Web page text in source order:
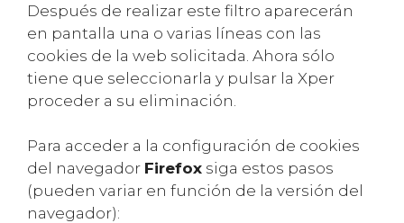
Después de realizar este filtro aparecerán
en pantalla una o varias líneas con las
cookies de la web solicitada. Ahora sólo
tiene que seleccionarla y pulsar la Xper
proceder a su eliminación.
Para acceder a la configuración de cookies
del navegador Firefox siga estos pasos
(pueden variar en función de la versión del
navegador):